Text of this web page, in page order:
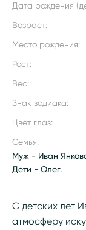
Дата рождения
Возраст:
Место рождения:
Рост:
Вес:
Знак зодиака:
Цвет глаз:
Семья:
Муж - Иван
Дети - Олег.
С детских лет
атмосферу